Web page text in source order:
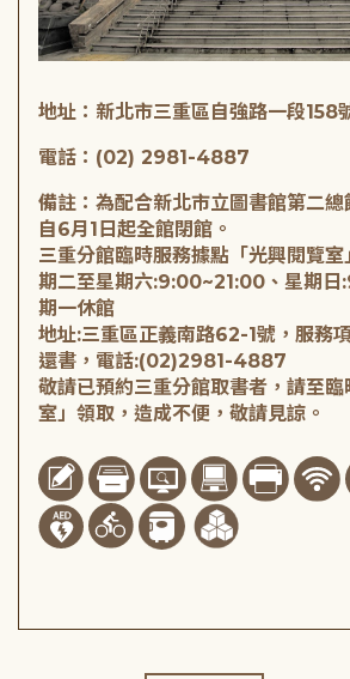
地址：新北市三重區自強路一段158
電話：(02) 2981-4887
備註：為配合新北市立圖書館第二總
自6月1日起全館閉館。
三重分館臨時服務據點「光興閱覽
期二至星期六:9:00~21:00、星期
期一休館
地址:三重區正義南路62-1號，服務
還書，電話:(02)2981-4887
敬請已預約三重分館取書者，請至
室」領取，造成不便，敬請見諒。